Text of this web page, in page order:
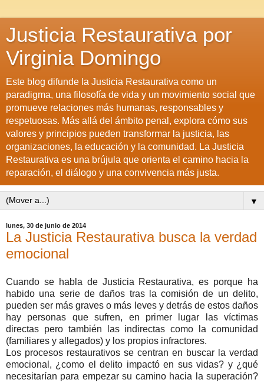
Justicia Restaurativa por
Virginia Domingo
Este blog difunde la Justicia Restaurativa como un
paradigma, una filosofía de vida y un movimiento social que
promueve relaciones más humanas, responsables y
respetuosas. Más allá del ámbito penal, explora cómo sus
valores y principios pueden transformar la justicia, las
organizaciones, la educación y la comunidad. La Justicia
Restaurativa es una brújula que orienta el camino hacia la
reparación, el diálogo y una convivencia más justa.
▼
lunes, 30 de junio de 2014
La Justicia Restaurativa busca la verdad
emocional
Cuando se habla de Justicia Restaurativa, es porque ha
habido una serie de daños tras la comisión de un delito,
pueden ser más graves o más leves y detrás de estos daños
hay personas que sufren, en primer lugar las víctimas
directas pero también las indirectas como la comunidad
(familiares y allegados) y los propios infractores.
Los procesos restaurativos se centran en buscar la verdad
emocional, ¿como el delito impactó en sus vidas? y ¿qué
necesitarían para empezar su camino hacia la superación?